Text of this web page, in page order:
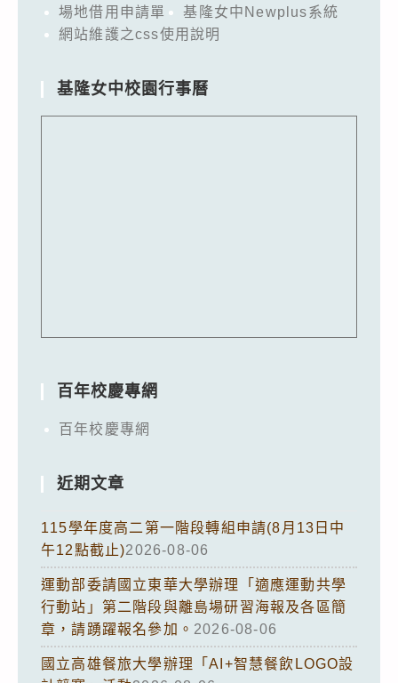
場地借用申請單
基隆女中Newplus系統
網站維護之css使用說明
基隆女中校園行事曆
百年校慶專網
百年校慶專網
近期文章
115學年度高二第一階段轉組申請(8月13日中
午12點截止)2026-08-06
運動部委請國立東華大學辦理「適應運動共學
行動站」第二階段與離島場研習海報及各區簡
章，請踴躍報名參加。 2026-08-06
國立高雄餐旅大學辦理「AI+智慧餐飲LOGO設